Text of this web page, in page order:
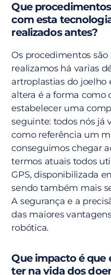
Que
com esta
realizados antes?
Os procedimentos
realizamos há varias
artroplastias do joelho
altera é a forma como
estabelecer uma
seguinte: todos nós já
como referência um
conseguimos chegar
termos atuais todos
GPS, disponibilizada
sendo também mais
A segurança e a
das maiores
robótica.
Que impacto é que
ter na vida dos